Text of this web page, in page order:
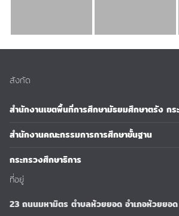
สังกัด
สำนักงานเขตพื้นที่การศึกษามัธยมศึกษาตรัง กร
สำนักงานคณะกรรมการการศึกษาขั้นฐาน
กระทรวงศึกษาธิการ
ที่อยู่
23 ถนนมหามิตร ตำบลห้วยยอด อำเภอห้วยยอ